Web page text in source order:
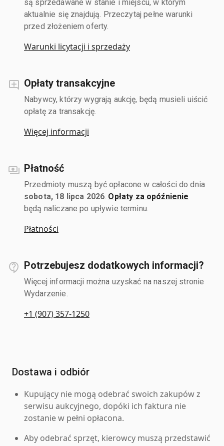
są sprzedawane w stanie i miejscu, w którym
aktualnie się znajdują. Przeczytaj pełne warunki
przed złożeniem oferty.
Warunki licytacji i sprzedaży
Opłaty transakcyjne
Nabywcy, którzy wygrają aukcję, będą musieli uiścić
opłatę za transakcję.
Więcej informacji
Płatność
Przedmioty muszą być opłacone w całości do dnia
sobota, 18 lipca 2026 Opłaty za opóźnienie
będą naliczane po upływie terminu.
Płatności
Potrzebujesz dodatkowych informacji?
Więcej informacji można uzyskać na naszej stronie
Wydarzenie.
+1 (907) 357-1250
Dostawa i odbiór
Kupujący nie mogą odebrać swoich zakupów z
serwisu aukcyjnego, dopóki ich faktura nie
zostanie w pełni opłacona.
Aby odebrać sprzęt, kierowcy muszą przedstawić